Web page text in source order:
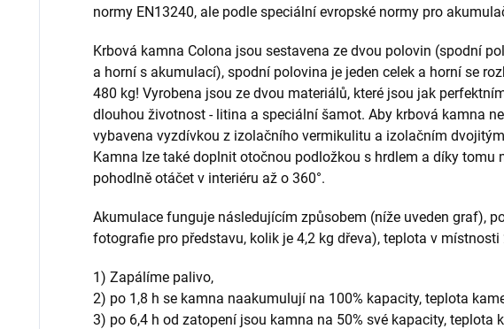
normy EN13240, ale podle speciální evropské normy pro
Krbová kamna Colona jsou sestavena ze dvou polovin (spodní
a horní s akumulací), spodní polovina je jeden celek a horní se
480 kg! Vyrobena jsou ze dvou materiálů, které jsou jak
dlouhou životnost - litina a speciální šamot. Aby krbová kamna
vybavena vyzdívkou z izolačního vermikulitu a izolačním
Kamna lze také doplnit otočnou podložkou s hrdlem a díky tomu
pohodlně otáčet v interiéru až o 360°.
Akumulace funguje následujícím způsobem (níže uveden graf),
fotografie pro představu, kolik je 4,2 kg dřeva), teplota v místnosti
1) Zapálíme palivo,
2) po 1,8 h se kamna naakumulují na 100% kapacity, teplota
3) po 6,4 h od zatopení jsou kamna na 50% své kapacity, teplota